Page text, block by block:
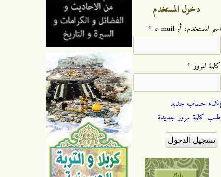
دخول المستخدم
‏اسم المستخدم، أو e-mail ‏ *
‏كلمة المرور ‏*
إنشاء حساب جديد
طلب كلمة مرور جديدة